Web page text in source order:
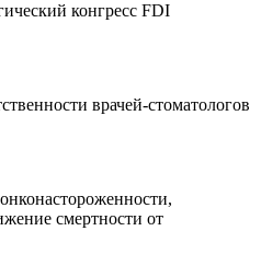
конгресс FDI
врачей-стоматологов
смертности от